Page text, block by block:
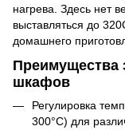
нагрева. Здесь нет
выставляться до
домашнего
Преимущества
шкафов
Регулировка
300°С) для